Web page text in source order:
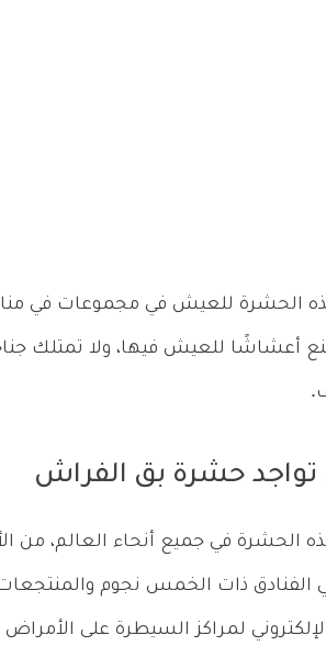
الحشرة للعيش في مجموعات في
أعشاشًا للعيش فيها، ولا تمتلك
تواجد حشرة بق الفراش
الحشرة في جميع أنحاء العالم، من
الفنادق ذات الخمس نجوم